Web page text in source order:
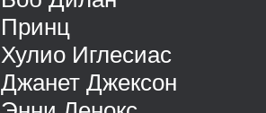
Принц
Хулио Иглесиас
Джанет Джексон